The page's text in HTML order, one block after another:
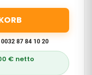
0032 87 84 10 20
€ netto